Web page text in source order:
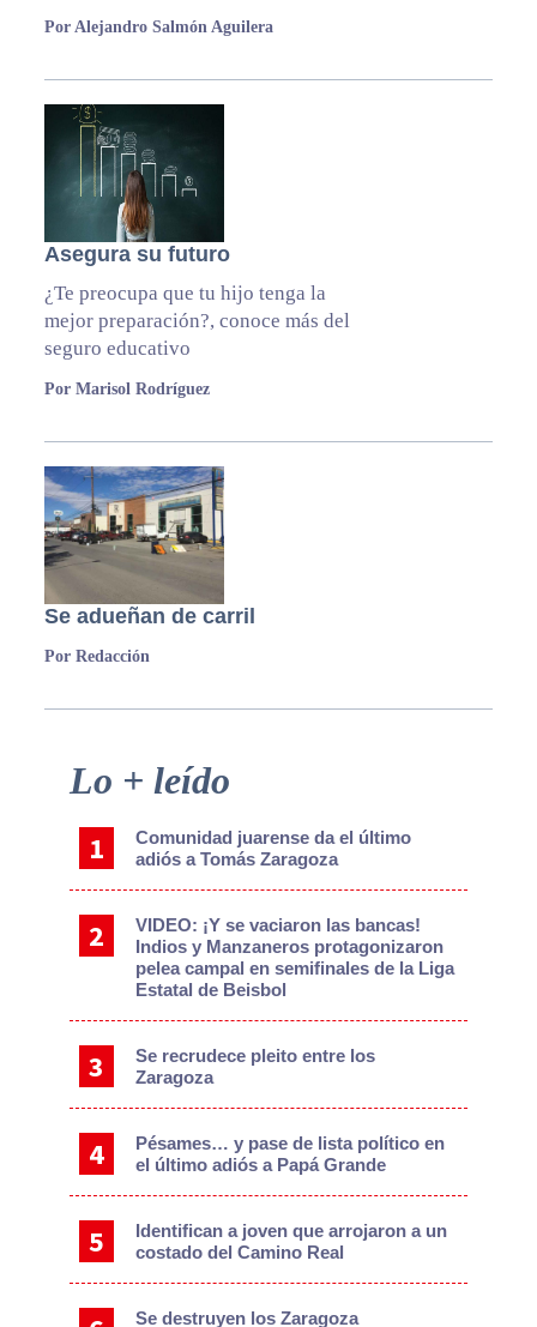
Por Alejandro Salmón Aguilera
Asegura su futuro
¿Te preocupa que tu hijo tenga la
mejor preparación?, conoce más del
seguro educativo
Por Marisol Rodríguez
Se adueñan de carril
Por Redacción
Primary
Lo + leído
Comunidad juarense da el último
adiós a Tomás Zaragoza
VIDEO: ¡Y se vaciaron las bancas!
Indios y Manzaneros protagonizaron
pelea campal en semifinales de la Liga
Estatal de Beisbol
Se recrudece pleito entre los
Zaragoza
Pésames… y pase de lista político en
el último adiós a Papá Grande
Identifican a joven que arrojaron a un
costado del Camino Real
Se destruyen los Zaragoza